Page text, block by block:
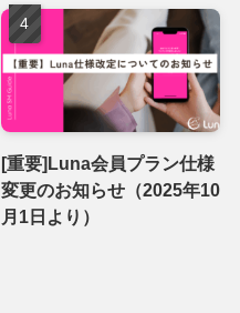
[重要]Luna会員プラン仕様
変更のお知らせ（2025年10
月1日より）